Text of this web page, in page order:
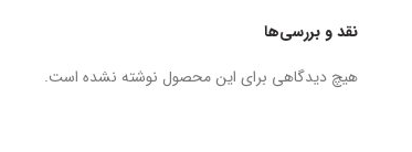
نقد و بررسی‌ها
هیچ دیدگاهی برای این محصول نوشته نشده است.